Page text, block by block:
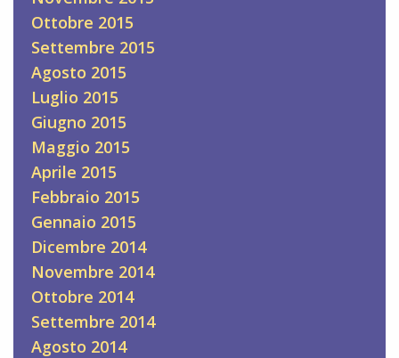
Ottobre 2015
Settembre 2015
Agosto 2015
Luglio 2015
Giugno 2015
Maggio 2015
Aprile 2015
Febbraio 2015
Gennaio 2015
Dicembre 2014
Novembre 2014
Ottobre 2014
Settembre 2014
Agosto 2014